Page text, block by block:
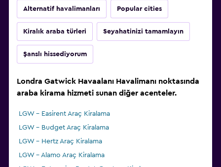
Alternatif havalimanları Popular cities
Kiralık araba türleri Seyahatinizi tamamlayın
Şanslı hissediyorum
Londra Gatwick Havaalanı Havalimanı noktasında
araba kirama hizmeti sunan diğer acenteler.
LGW - Easirent Araç Kiralama
LGW - Budget Araç Kiralama
LGW - Hertz Araç Kiralama
LGW - Alamo Araç Kiralama